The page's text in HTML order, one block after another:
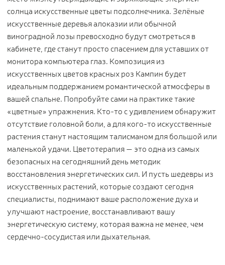
солнца искусственные цветы подсолнечника. Зелёные
искусственные деревья алоказии или обычной
виноградной лозы превосходно будут смотреться в
кабинете, где станут просто спасением для уставших от
монитора компьютера глаз. Композиция из
искусственных цветов красных роз Кампин будет
идеальным поддержанием романтической атмосферы в
вашей спальне. Попробуйте сами на практике такие
«цветные» упражнения. Кто-то с удивлением обнаружит
отсутствие головной боли, а для кого-то искусственные
растения станут настоящим талисманом для большой или
маленькой удачи. Цветотерапия — это одна из самых
безопасных на сегодняшний день методик
восстановления энергетических сил. И пусть шедевры из
искусственных растений, которые создают сегодня
специалисты, поднимают ваше расположение духа и
улучшают настроение, восстанавливают вашу
энергетическую систему, которая важна не менее, чем
сердечно-сосудистая или дыхательная.